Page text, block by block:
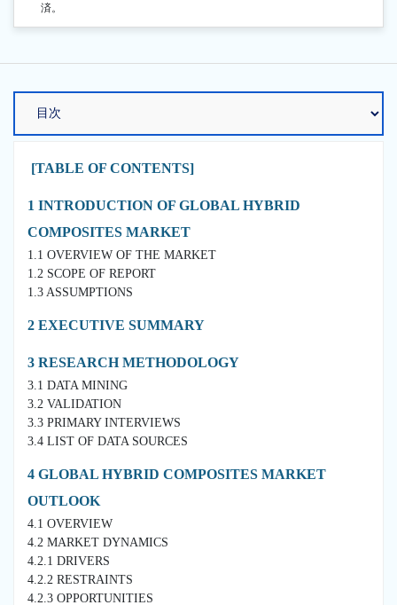
済。
[TABLE OF CONTENTS]
1 INTRODUCTION OF GLOBAL HYBRID
COMPOSITES MARKET
1.1 OVERVIEW OF THE MARKET
1.2 SCOPE OF REPORT
1.3 ASSUMPTIONS
2 EXECUTIVE SUMMARY
3 RESEARCH METHODOLOGY
3.1 DATA MINING
3.2 VALIDATION
3.3 PRIMARY INTERVIEWS
3.4 LIST OF DATA SOURCES
4 GLOBAL HYBRID COMPOSITES MARKET
OUTLOOK
4.1 OVERVIEW
4.2 MARKET DYNAMICS
4.2.1 DRIVERS
4.2.2 RESTRAINTS
4.2.3 OPPORTUNITIES